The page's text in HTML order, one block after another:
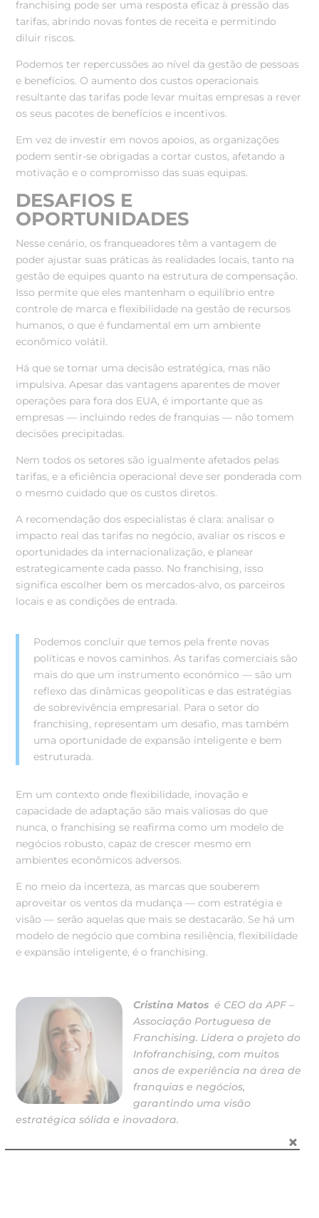
franchising pode ser uma resposta eficaz à pressão das
tarifas, abrindo novas fontes de receita e permitindo
diluir riscos.
Podemos ter repercussões ao nível da gestão de pessoas
e benefícios. O aumento dos custos operacionais
resultante das tarifas pode levar muitas empresas a rever
os seus pacotes de benefícios e incentivos.
Em vez de investir em novos apoios, as organizações
podem sentir-se obrigadas a cortar custos, afetando a
motivação e o compromisso das suas equipas.
DESAFIOS E
OPORTUNIDADES
Nesse cenário, os franqueadores têm a vantagem de
poder ajustar suas práticas às realidades locais, tanto na
gestão de equipes quanto na estrutura de compensação.
Isso permite que eles mantenham o equilíbrio entre
controle de marca e flexibilidade na gestão de recursos
humanos, o que é fundamental em um ambiente
econômico volátil.
Há que se tomar uma decisão estratégica, mas não
impulsiva. Apesar das vantagens aparentes de mover
operações para fora dos EUA, é importante que as
empresas — incluindo redes de franquias — não tomem
decisões precipitadas.
Nem todos os setores são igualmente afetados pelas
tarifas, e a eficiência operacional deve ser ponderada com
o mesmo cuidado que os custos diretos.
A recomendação dos especialistas é clara: analisar o
impacto real das tarifas no negócio, avaliar os riscos e
oportunidades da internacionalização, e planear
estrategicamente cada passo. No franchising, isso
significa escolher bem os mercados-alvo, os parceiros
locais e as condições de entrada.
Podemos concluir que temos pela frente novas
políticas e novos caminhos. As tarifas comerciais são
mais do que um instrumento económico — são um
reflexo das dinâmicas geopolíticas e das estratégias
de sobrevivência empresarial. Para o setor do
franchising, representam um desafio, mas também
uma oportunidade de expansão inteligente e bem
estruturada.
Em um contexto onde flexibilidade, inovação e
capacidade de adaptação são mais valiosas do que
nunca, o franchising se reafirma como um modelo de
negócios robusto, capaz de crescer mesmo em
ambientes econômicos adversos.
E no meio da incerteza, as marcas que souberem
aproveitar os ventos da mudança — com estratégia e
visão — serão aquelas que mais se destacarão. Se há um
modelo de negócio que combina resiliência, flexibilidade
e expansão inteligente, é o franchising.
Cristina Matos é CEO da APF –
Associação Portuguesa de
Franchising. Lidera o projeto do
Infofranchising, com muitos
anos de experiência na área de
franquias e negócios,
garantindo uma visão
estratégica sólida e inovadora.